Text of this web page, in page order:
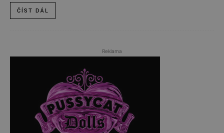
ČÍST DÁL
Reklama